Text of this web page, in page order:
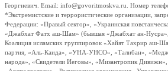
Георгиевич. Email: info@govoritmoskva.ru. Номер
*Экстремистские и террористические организации,
Федерации: «Правый сектор», «Украинская
«Джабхат Фатх аш-Шам» (бывшая «Джабхат ан-
Коалиция исламских группировок «Хайят Тахрир аш-
партия, «Аль-Каида», «УНА-УНСО», «Талибан»,
народа», «Свидетели Иеговы», «Мизантропик Дивижн»,